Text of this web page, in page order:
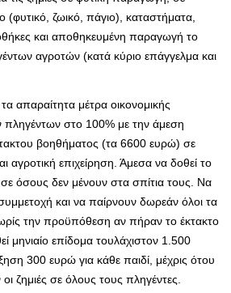
(φυτικό, ζωικό, πάγιο), καταστήματα,
και αποθηκευμένη παραγωγή το
αγροτών (κατά κύριο επάγγελμα και
απαραίτητα μέτρα οικονομικής
πληγέντων στο 100% με την άμεση
βοηθήματος (τα 6600 ευρώ) σε
αγροτική επιχείρηση. Άμεσα να δοθεί το
σε όσους δεν μένουν στα σπίτια τους. Να
και να παίρνουν δωρεάν όλοι τα
την προϋπόθεση αν πήραν το έκτακτο
μηνιαίο επίδομα τουλάχιστον 1.500
300 ευρώ για κάθε παιδί, μέχρις ότου
ζημιές σε όλους τους πληγέντες.